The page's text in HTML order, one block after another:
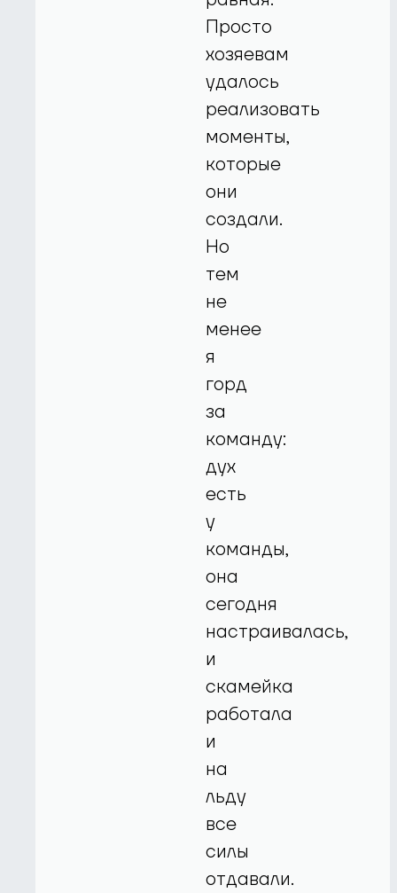
Просто
хозяевам
удалось
реализовать
моменты,
которые
они
создали.
Но
тем
не
менее
я
горд
за
команду:
дух
есть
у
команды,
она
сегодня
настраивалась,
и
скамейка
работала
и
на
льду
все
силы
отдавали.